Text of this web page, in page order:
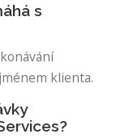
s
klienta.